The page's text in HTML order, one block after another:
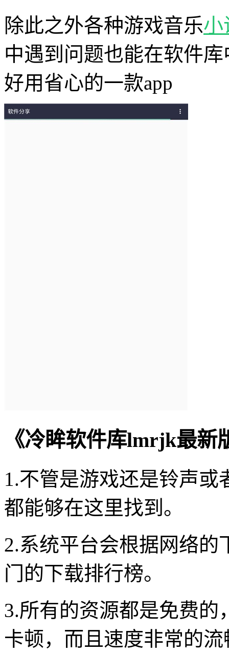
除此之外各种游戏音乐小
中遇到问题也能在软件
好用省心的一款app
《冷眸软件库lmrjk最新
1.不管是游戏还是铃声
都能够在这里找到。
2.系统平台会根据网络
门的下载排行榜。
3.所有的资源都是免费
卡顿，而且速度非常的流